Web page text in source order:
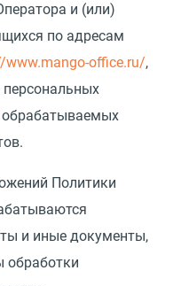
и (или)
по адресам
www.mango-office.ru/,
персональных
Политики
и иные документы,
обработки